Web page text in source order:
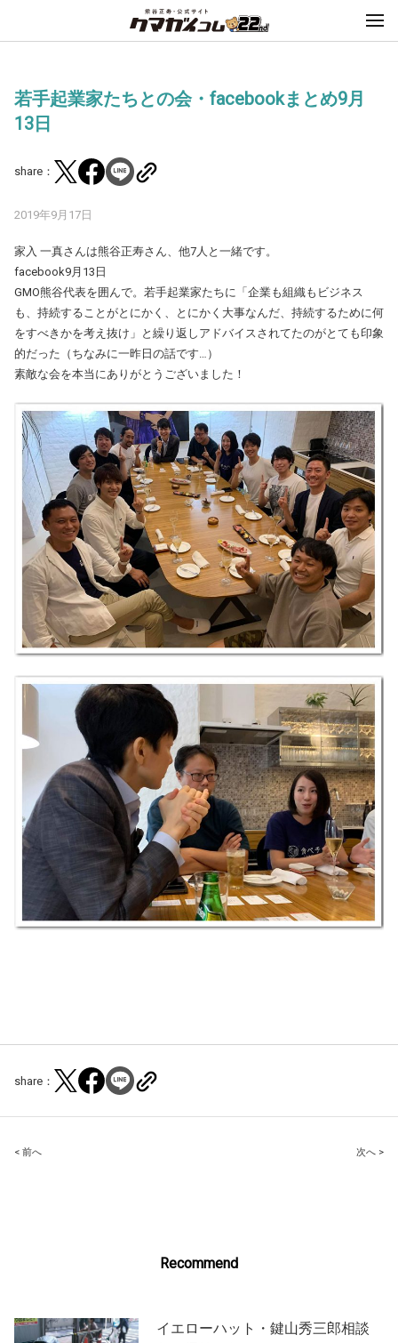
若手起業家たちとの会・facebookまとめ9月
13日
share：
2019年9月17日
家入 一真さんは熊谷正寿さん、他7人と一緒です。
facebook9月13日
‪GMO熊谷代表を囲んで。若手起業家たちに「企業も組織もビジネス
も、持続することがとにかく、とにかく大事なんだ、持続するために何
をすべきかを考え抜け」と繰り返しアドバイスされてたのがとても印象
的だった（ちなみに一昨日の話です…）
素敵な会を本当にありがとうございました！
share：
Post
< 前へ 次へ >
Recommend
イエローハット・鍵山秀三郎相談